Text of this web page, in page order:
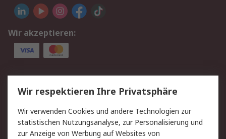
Wir akzeptieren:
Service
Value Added Services
Lieferlösungen
Rücksendungen
Kontakt
Hilfe
Privatkunden
Wir respektieren Ihre Privatsphäre
Wir verwenden Cookies und andere Technologien zur
statistischen Nutzungsanalyse, zur Personalisierung und
zur Anzeige von Werbung auf Websites von